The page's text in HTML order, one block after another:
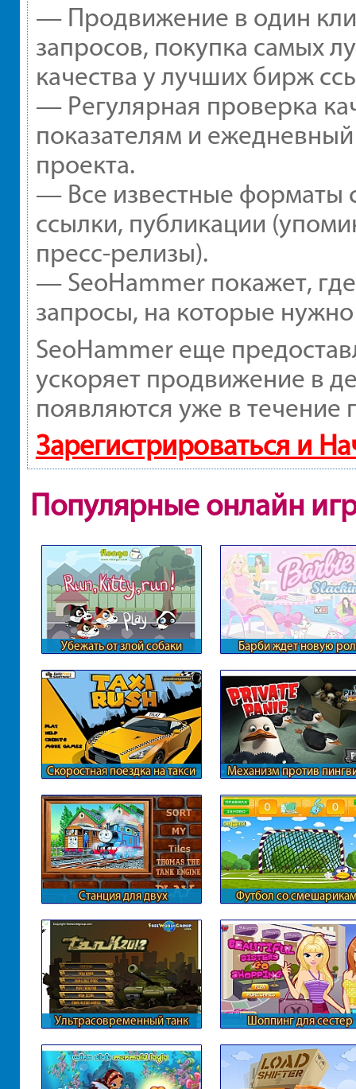
— Продвижение в один
запросов, покупка самых
качества у лучших бирж
— Регулярная проверка
показателям и
проекта.
— Все известные форматы
ссылки, публикации
пресс-релизы).
— SeoHammer покажет,
запросы, на которые
SeoHammer еще
ускоряет продвижение в
появляются уже в течение
Зарегистрироваться и
Популярные онлайн
Убежать от злой собаки Барби ждет новую
Скоростная поездка на такси
Механизм против
Станция для двух
Футбол со
Ультрасовременный танк Шоппинг для сестер